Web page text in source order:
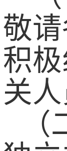
敬
积
关